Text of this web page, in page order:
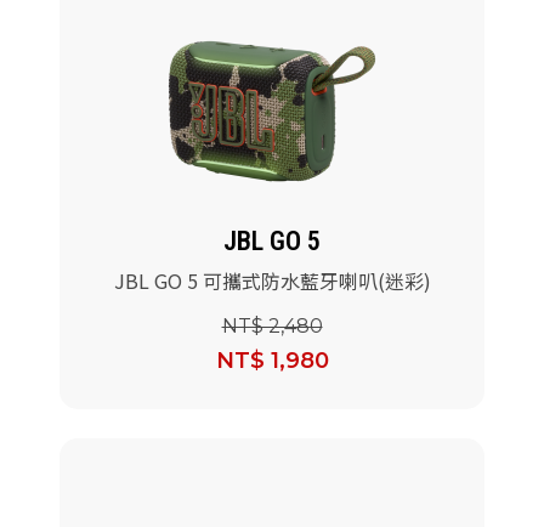
JBL GO 5
JBL GO 5 可攜式防水藍牙喇叭(迷彩)
NT$ 2,480
NT$ 1,980